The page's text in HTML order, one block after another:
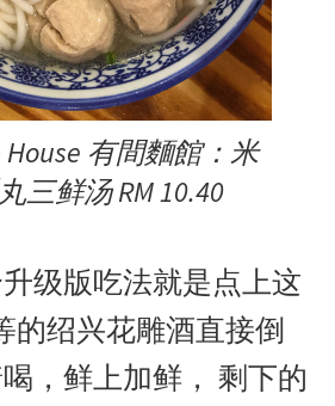
House 有間麵館：米
三鲜汤 RM 10.40
级版吃法就是点上这
的绍兴花雕酒直接倒
，鲜上加鲜， 剩下的